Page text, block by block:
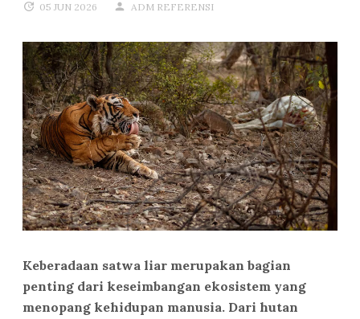
05 JUN 2026 ADM REFERENSI
Keberadaan satwa liar merupakan bagian
penting dari keseimbangan ekosistem yang
menopang kehidupan manusia. Dari hutan